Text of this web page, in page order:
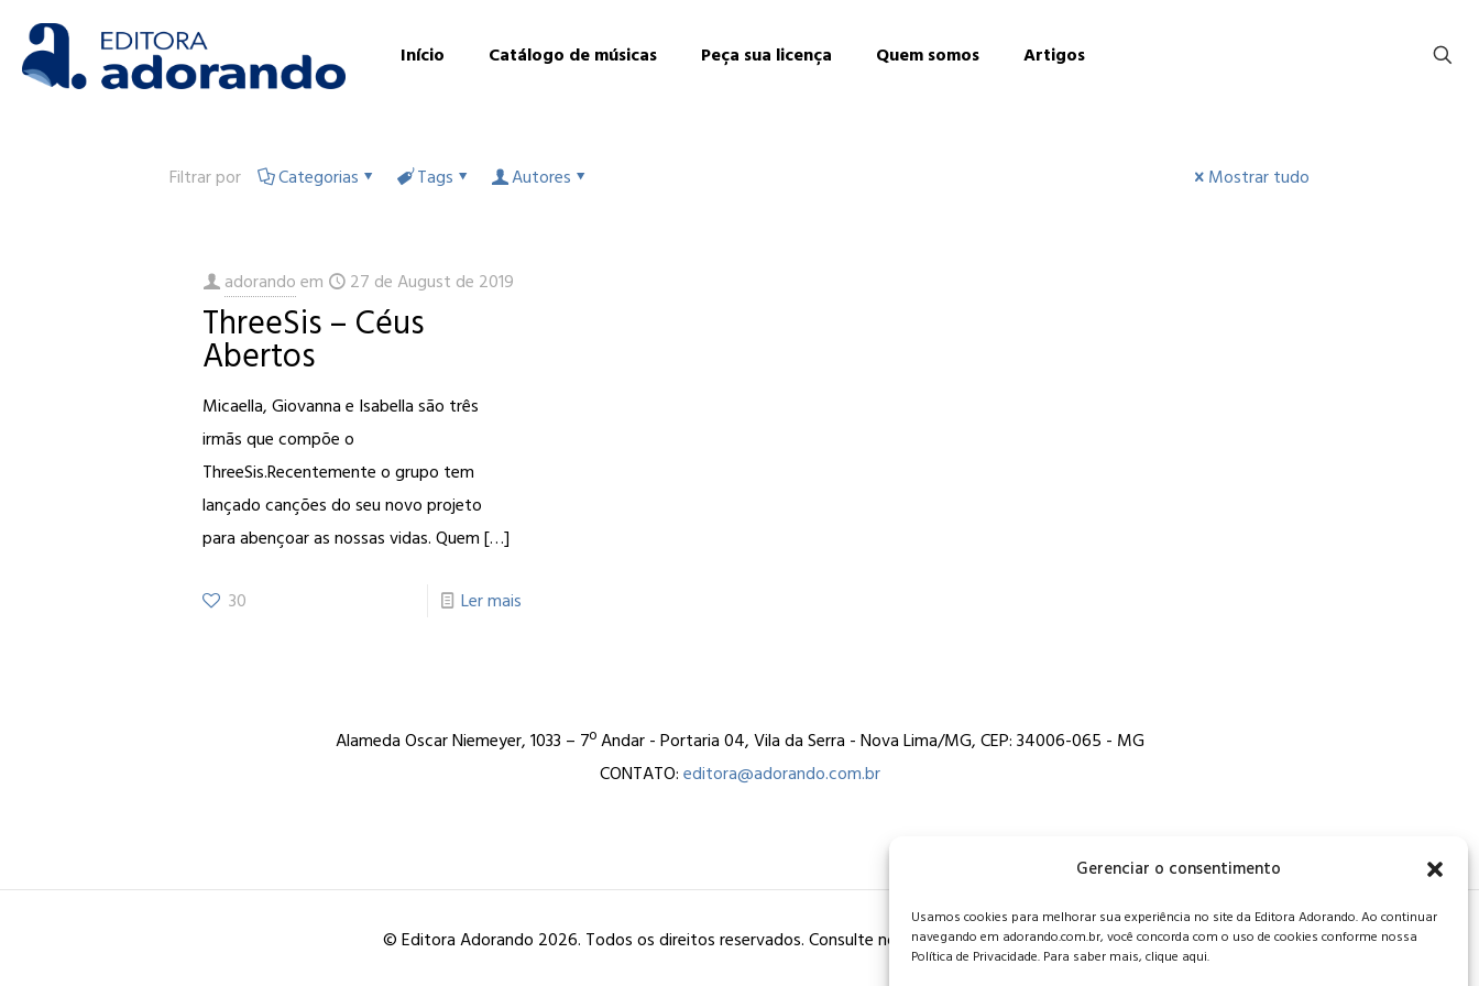
Gerenciar o consentimento
Usamos cookies para melhorar sua experiência no site da Editora Adorando. Ao continuar
navegando em adorando.com.br, você concorda com o uso de cookies conforme nossa
Política de Privacidade. Para saber mais, clique aqui.
Início Catálogo de músicas Peça sua licença Quem somos Artigos
Filtrar por Categorias Tags Autores Mostrar tudo
adorando em 27 de August de 2019
ThreeSis – Céus
Abertos
Micaella, Giovanna e Isabella são três
irmãs que compõe o
ThreeSis.Recentemente o grupo tem
lançado canções do seu novo projeto
para abençoar as nossas vidas. Quem[…]
30 Ler mais
Alameda Oscar Niemeyer, 1033 – 7º Andar - Portaria 04, Vila da Serra - Nova Lima/MG, CEP: 34006-065 - MG
CONTATO:editora@adorando.com.br
© Editora Adorando 2026. Todos os direitos reservados. Consulte nossapolítica de privacidade.